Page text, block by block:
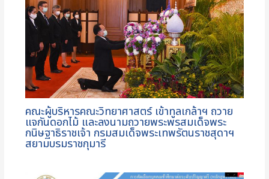
คณะผู้บริหารคณะวิทยาศาสตร์ เข้าทูลเกล้าฯ ถวาย
แจกันดอกไม้ และลงนามถวายพระพรสมเด็จพระ
กนิษฐาธิราชเจ้า กรมสมเด็จพระเทพรัตนราชสุดาฯ
สยามบรมราชกุมารี